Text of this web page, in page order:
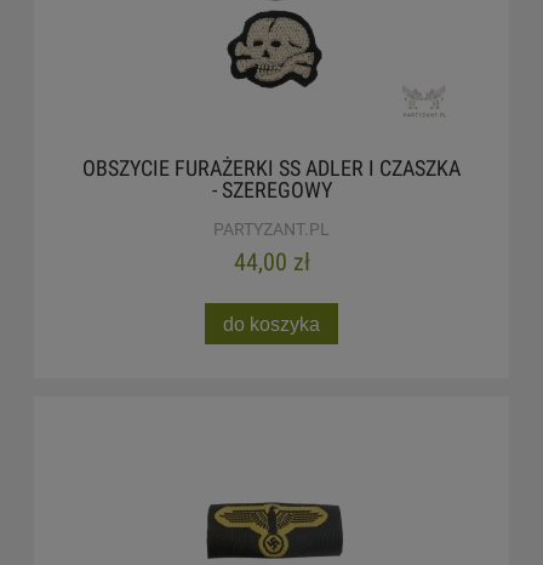
OBSZYCIE FURAŻERKI SS ADLER I CZASZKA
- SZEREGOWY
PARTYZANT.PL
44,00 zł
do koszyka